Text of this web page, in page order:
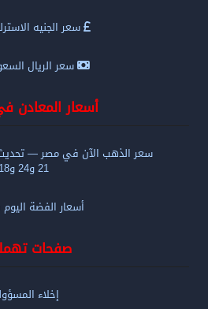
سعر الجنيه
سعر الريال
أسعار المعادن
سعر الذهب الآن في مصر —
21 و24 و18
أسعار الفضة
صفحات
إخلاء